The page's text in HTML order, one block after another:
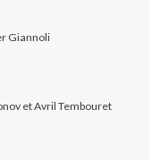
Giannoli
et Avril Tembouret